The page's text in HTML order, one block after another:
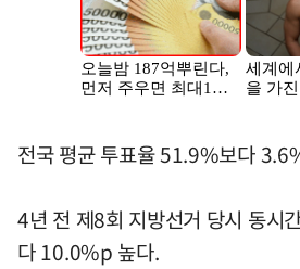
전국 평균 투표율 51.9%보다
4년 전 제8회 지방선거 당시 동시
다 10.0%p 높다.